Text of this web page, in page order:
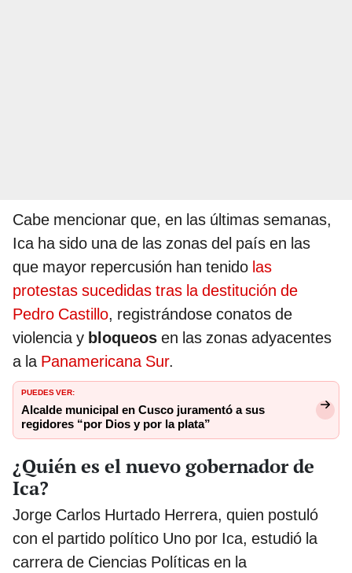
Cabe mencionar que, en las últimas semanas,
Ica ha sido una de las zonas del país en las
que mayor repercusión han tenido las
protestas sucedidas tras la destitución de
Pedro Castillo, registrándose conatos de
violencia y bloqueos en las zonas adyacentes
a la Panamericana Sur.
PUEDES VER:
Alcalde municipal en Cusco juramentó a sus
regidores “por Dios y por la plata”
¿Quién es el nuevo gobernador de
Ica?
Jorge Carlos Hurtado Herrera, quien postuló
con el partido político Uno por Ica, estudió la
carrera de Ciencias Políticas en la